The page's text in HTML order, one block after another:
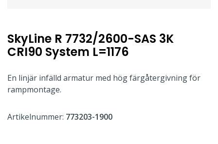
SkyLine R 7732/2600-SAS 3K
CRI90 System L=1176
En linjär infälld armatur med hög färgåtergivning för
rampmontage.
Artikelnummer: 773203-1900